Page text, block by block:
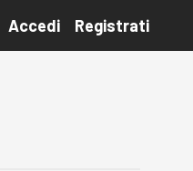
Accedi Registrati